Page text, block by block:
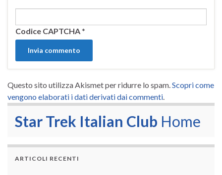
Codice CAPTCHA*
Questo sito utilizza Akismet per ridurre lo spam.Scopri come
vengono elaborati i dati derivati dai commenti.
Star Trek Italian Club Home
ARTICOLI RECENTI